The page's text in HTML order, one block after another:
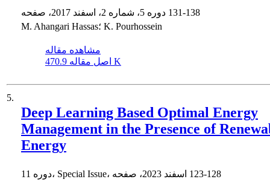
131-138
M. Ahangari Hassas؛ K. Pourhossein
مشاهده مقاله
اصل مقاله 470.9 K
5.
Deep Learning Based Optimal Energy
Management in the Presence of
Energy
123-128